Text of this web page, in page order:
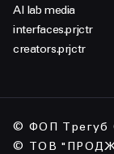
AI lab media
interfaces.prjctr
creators.prjctr
© ФОП Трегуб
© ТОВ